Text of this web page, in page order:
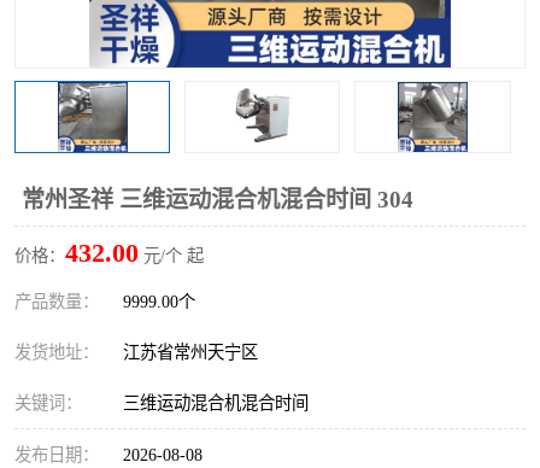
常州圣祥 三维运动混合机混合时间 304
价格： 432.00 元/个 起
产品数量： 9999.00个
发货地址： 江苏省常州天宁区
关键词： 三维运动混合机混合时间
发布日期： 2026-08-08